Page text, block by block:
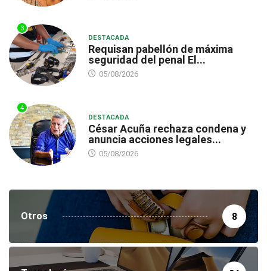
3
DESTACADA
Requisan pabellón de máxima
seguridad del penal El...
05/08/2026
4
DESTACADA
César Acuña rechaza condena y
anuncia acciones legales...
05/08/2026
Otros 8